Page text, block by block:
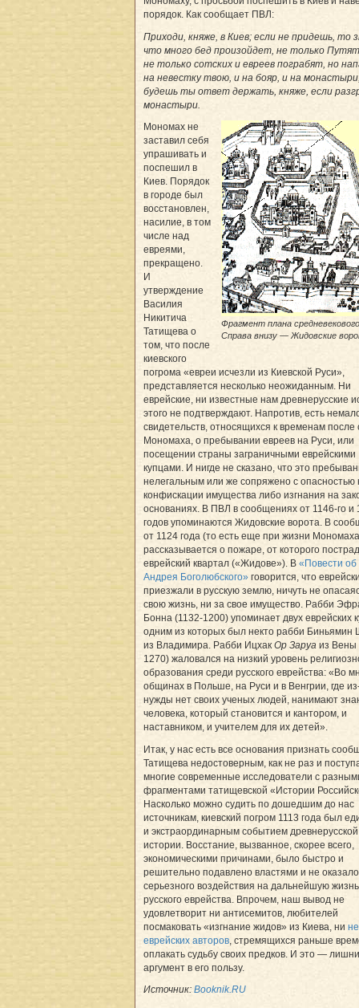
порядок. Как сообщает ПВЛ:
Приходи, княже, в Киев; если не придешь, то
что много бед произойдет, не только
не только сотских и евреев пограбят, но
на невестку твою, и на бояр, и на
будешь ты ответ держать, княже, если
монастыри.
Фрагмент плана
Справа внизу — Жидовские
Мономах не
заставил себя
упрашивать и
поспешил в
Киев. Порядок
в городе был
восстановлен,
насилие, в том
числе над
евреями,
прекращено.
И
утверждение
Василия
Никитича
Татищева о
том, что после
киевского
погрома «евреи исчезли из Киевской Руси»,
представляется несколько неожиданным. Ни
еврейские, ни известные нам древнерусские
этого не подтверждают. Напротив, есть
свидетельств, относящихся к временам после
Мономаха, о пребывании евреев на Руси, или
посещении страны заграничными еврейскими
купцами. И нигде не сказано, что это
нелегальным или же сопряжено с опасностью
конфискации имущества либо изгнания на
основаниях. В ПВЛ в сообщениях от 1146-го и
годов упоминаются Жидовские ворота. В
от 1124 года (то есть еще при жизни
рассказывается о пожаре, от которого
еврейский квартал («Жидове»). В «Повести об
Андрея Боголюбского» говорится, что
приезжали в русскую землю, ничуть не
свою жизнь, ни за свое имущество. Рабби
Бонна (1132-1200) упоминает двух еврейских
одним из которых был некто рабби
из Владимира. Рабби Ицхак Ор Заруа из Вены
1270) жаловался на низкий уровень
образования среди русского еврейства: «Bо
общинах в Польше, на Руси и в Венгрии, где
нужды нет своих ученых людей, нанимают
человека, который становится и кантором, и
наставником, и учителем для их детей».
Итак, у нас есть все основания признать
Татищева недостоверным, как не раз и
многие современные исследователи с
фрагментами татищевской «Истории
Насколько можно судить по дошедшим до нас
источникам, киевский погром 1113 года был
и экстраординарным событием древнерусской
истории. Восстание, вызванное, скорее всего,
экономическими причинами, было быстро и
решительно подавлено властями и не оказало
серьезного воздействия на дальнейшую жизнь
русского еврейства. Впрочем, наш вывод не
удовлетворит ни антисемитов, любителей
посмаковать «изгнание жидов» из Киева, ни
еврейских авторов , стремящихся раньше
оплакать судьбу своих предков. И это —
аргумент в его пользу.
Источник: Booknik.RU